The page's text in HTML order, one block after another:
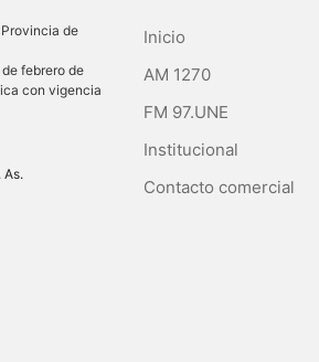
de
febrero de
con vigencia
As.
Inicio
AM 1270
FM 97.UNE
Institucional
Contacto comercial